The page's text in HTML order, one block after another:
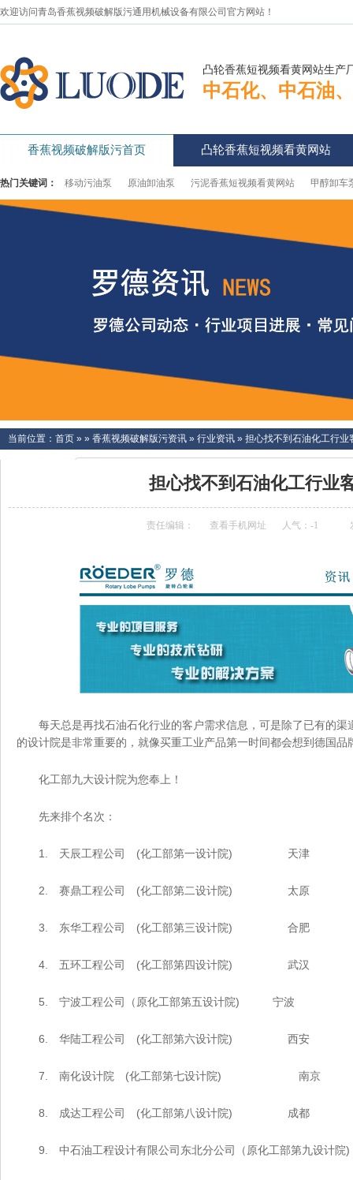
欢迎访问青岛香蕉视频破解版污通用机械设备有限公司官方网站！
凸轮香蕉短视频看黄网站生产
中石化、中石油
香蕉视频破解版污首页 凸轮香蕉短视频看黄网站
新闻资讯 资料下载 香蕉视频破解版污简介
热门关键词： 移动污油泵 原油卸油泵 污泥香蕉短视频看黄网站 甲醇卸车
当前位置： 首页 » » 香蕉视频破解版污资讯 » 行业资讯 » 担心找不到石油化工行业客
担心找不到石油化工行业客
责任编辑： 查看手机网址 人气： -1
每天总是再找石油石化行业的客户需求信息，可是除了已有的渠道
的设计院是非常重要的，就像买重工业产品第一时间都会想到德国品牌
化工部九大设计院为您奉上！
先来排个名次：
1. 天辰工程公司 (化工部第一设计院) 天津
2. 赛鼎工程公司 (化工部第二设计院) 太原
3. 东华工程公司 (化工部第三设计院) 合肥
4. 五环工程公司 (化工部第四设计院) 武汉
5. 宁波工程公司（原化工部第五设计院) 宁波
6. 华陆工程公司 (化工部第六设计院) 西安
7. 南化设计院 (化工部第七设计院) 南京
8. 成达工程公司 (化工部第八设计院) 成都
9. 中石油工程设计有限公司东北分公司（原化工部第九设